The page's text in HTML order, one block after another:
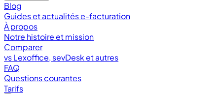
Blog
Guides et actualités e-facturation
À propos
Notre histoire et mission
Comparer
vs Lexoffice, sevDesk et autres
FAQ
Questions courantes
Tarifs